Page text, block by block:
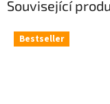
Související
Bestseller